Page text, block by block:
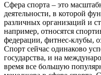
Сфера спорта – это
деятельности, в которой
различных организаций и
например, относятся
федерации, фитнес-клубы,
Спорт сейчас одинаково
государства, и на
время все большую